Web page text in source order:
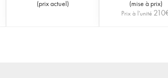
(prix actuel) (mise à prix)
Prix à l'unité 210